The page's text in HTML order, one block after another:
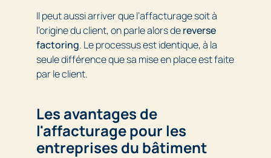
Il peut aussi arriver que l’affacturage soit à
l’origine du client, on parle alors dereverse
factoring. Le processus est identique, à la
seule différence que sa mise en place est faite
par le client.
Les avantages de
l'affacturage pour les
entreprises du bâtiment